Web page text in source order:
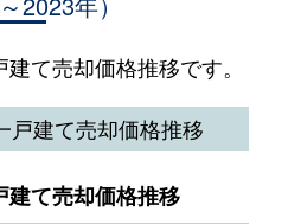
て売却価格推移です。
戸建て売却価格推移
建て売却価格推移